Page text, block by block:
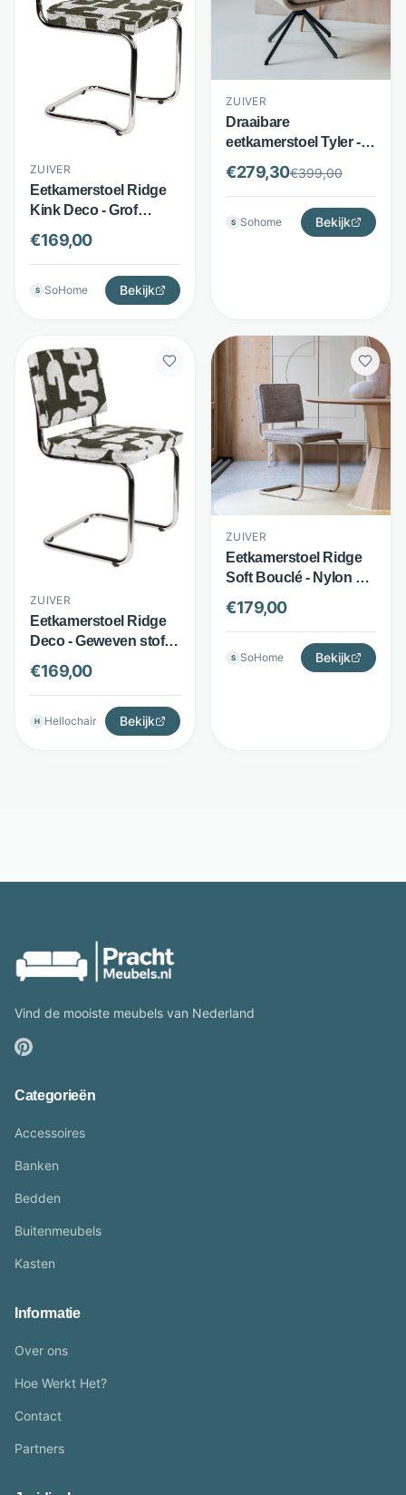
ZUIVER
Eetkamerstoel Ridge
Kink Deco - Grof
Geweven Stof en
Chroom - Stapelbaar
Frame - Groen - Zuiver
€169,00
S SoHome Bekijk
ZUIVER
Draaibare
eetkamerstoel Tyler -
bouclé stof - draaibaar
onderstel - beige -
Zuiver
€279,30€399,00
S Sohome Bekijk
ZUIVER
Eetkamerstoel Ridge
Deco - Geweven stof
en chroom - sledepoot
- Groen - Zuiver
€169,00
H Hellochair Bekijk
ZUIVER
Eetkamerstoel Ridge
Soft Bouclé - Nylon en
polyester -
Verchroomd
sledeframe - Beige -
Zuiver
€179,00
S SoHome Bekijk
Vind de mooiste meubels van Nederland
Categorieën
Accessoires
Banken
Bedden
Buitenmeubels
Kasten
Informatie
Over ons
Hoe Werkt Het?
Contact
Partners